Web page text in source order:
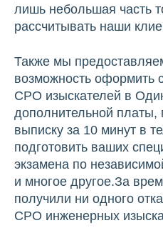
лишь небольшая часть
рассчитывать наши
Также мы
возможность оформить
СРО изыскателей в
дополнительной платы,
выписку за 10 минут в
подготовить ваших
экзамена по
и многое другое.За
получили ни одного
СРО инженерных